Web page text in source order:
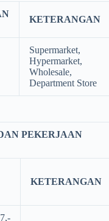
KETERANGAN
Supermarket,
Hypermarket,
Wholesale,
Department Store
PEKERJAAN
KETERANGAN